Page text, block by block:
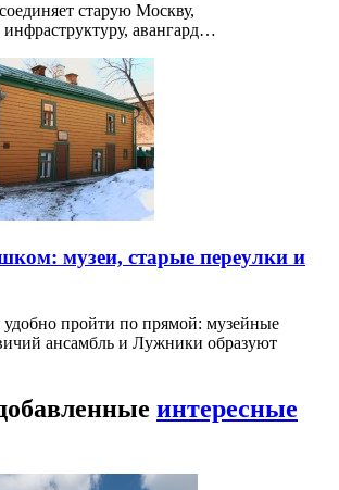
старую Москву,
авангард…
музеи, старые переулки и
пройти по прямой: музейные
ансамбль и Лужники образуют
интересные